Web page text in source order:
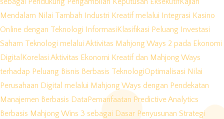
Mendalam Nilai Tambah Industri Kreatif melalui Integrasi Kasino
Online dengan Teknologi Informasi Klasifikasi Peluang Investasi
Saham Teknologi melalui Aktivitas Mahjong Ways 2 pada Ekonomi
Digital Korelasi Aktivitas Ekonomi Kreatif dan Mahjong Ways
terhadap Peluang Bisnis Berbasis TeknologiOptimalisasi Nilai
Perusahaan Digital melalui Mahjong Ways dengan Pendekatan
Manajemen Berbasis Data Pemanfaatan Predictive Analytics
Berbasis Mahjong Wins 3 sebagai Dasar Penyusunan Strategi